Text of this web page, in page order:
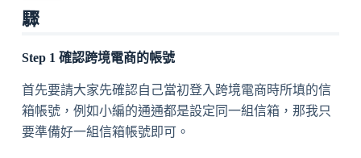
驟
Step 1 確認跨境電商的帳號
首先要請大家先確認自己當初登入跨境電商時所填的信
箱帳號，例如小編的通通都是設定同一組信箱，那我只
要準備好一組信箱帳號即可。